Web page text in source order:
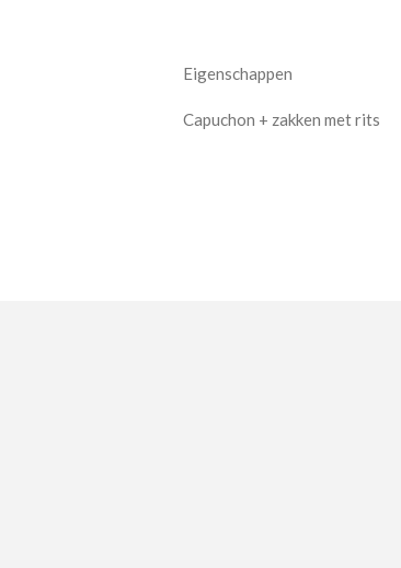
Eigenschappen
Capuchon + zakken met rits